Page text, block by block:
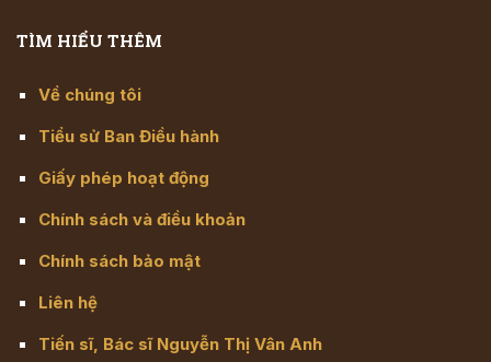
TÌM HIỂU THÊM
Về chúng tôi
Tiểu sử Ban Điều hành
Giấy phép hoạt động
Chính sách và điều khoản
Chính sách bảo mật
Liên hệ
Tiến sĩ, Bác sĩ Nguyễn Thị Vân Anh